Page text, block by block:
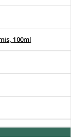
100ml